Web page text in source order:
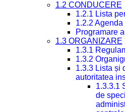
1.2 CONDUCERE
1.2.1 Lista
1.2.2
Programare
1.3 ORGANIZARE
1.3.1
1.3.2
1.3.3 Lista și
autoritatea
1.3.3.1
de